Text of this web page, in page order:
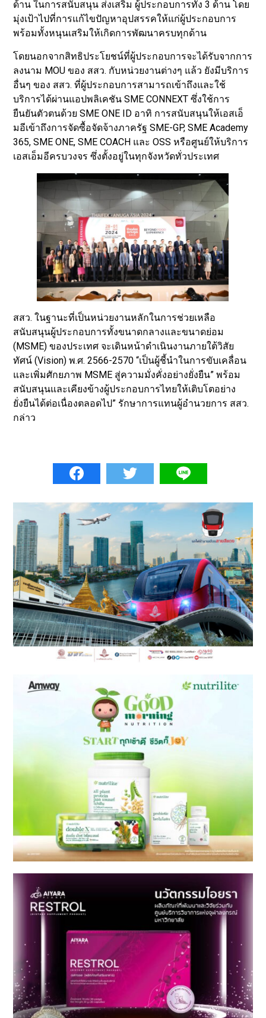
ด้าน ในการสนับสนุน ส่งเสริม ผู้ประกอบการทั้ง 3 ด้าน โดย
มุ่งเป้าไปที่การแก้ไขปัญหาอุปสรรคให้แก่ผู้ประกอบการ
พร้อมทั้งหนุนเสริมให้เกิดการพัฒนาครบทุกด้าน
โดยนอกจากสิทธิประโยชน์ที่ผู้ประกอบการจะได้รับจากการ
ลงนาม MOU ของ สสว. กับหน่วยงานต่างๆ แล้ว ยังมีบริการ
อื่นๆ ของ สสว. ที่ผู้ประกอบการสามารถเข้าถึงและใช้
บริการได้ผ่านแอปพลิเคชัน SME CONNEXT ซึ่งใช้การ
ยืนยันตัวตนด้วย SME ONE ID อาทิ การสนับสนุนให้เอสเอ็
มอีเข้าถึงการจัดซื้อจัดจ้างภาครัฐ SME-GP, SME Academy
365, SME ONE, SME COACH และ OSS หรือศูนย์ให้บริการ
เอสเอ็มอีครบวงจร ซึ่งตั้งอยู่ในทุกจังหวัดทั่วประเทศ
สสว. ในฐานะที่เป็นหน่วยงานหลักในการช่วยเหลือ
สนับสนุนผู้ประกอบการทั้งขนาดกลางและขนาดย่อม
(MSME) ของประเทศ จะเดินหน้าดำเนินงานภายใต้วิสัย
ทัศน์ (Vision) พ.ศ. 2566-2570 “เป็นผู้ชี้นำในการขับเคลื่อน
และเพิ่มศักยภาพ MSME สู่ความมั่งคั่งอย่างยั่งยืน” พร้อม
สนับสนุนและเคียงข้างผู้ประกอบการไทยให้เติบโตอย่าง
ยั่งยืนได้ต่อเนื่องตลอดไป” รักษาการแทนผู้อำนวยการ สสว.
กล่าว